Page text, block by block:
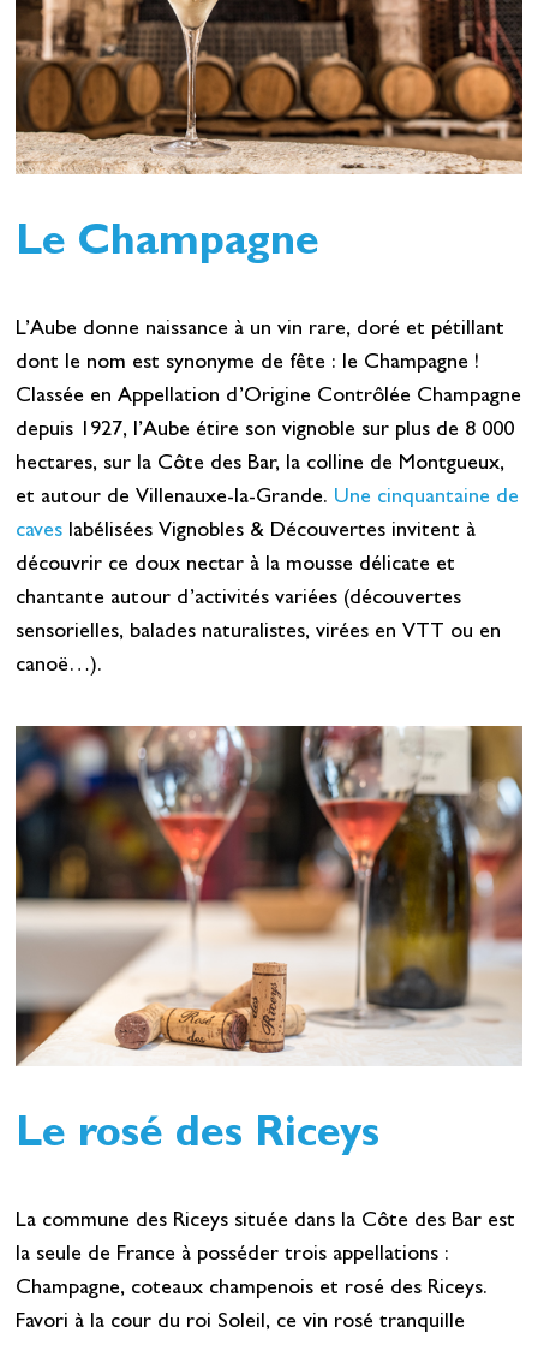
Le Champagne
L’Aube donne naissance à un vin rare, doré et pétillant
dont le nom est synonyme de fête : le Champagne !
Classée en Appellation d’Origine Contrôlée Champagne
depuis 1927, l’Aube étire son vignoble sur plus de 8 000
hectares, sur la Côte des Bar, la colline de Montgueux,
et autour de Villenauxe-la-Grande. Une cinquantaine de
caveslabélisées Vignobles & Découvertes invitent à
découvrir ce doux nectar à la mousse délicate et
chantante autour d’activités variées (découvertes
sensorielles, balades naturalistes, virées en VTT ou en
canoë…).
Le rosé des Riceys
La commune des Riceys située dans la Côte des Bar est
la seule de France à posséder trois appellations :
Champagne, coteaux champenois et rosé des Riceys.
Favori à la cour du roi Soleil, ce vin rosé tranquille